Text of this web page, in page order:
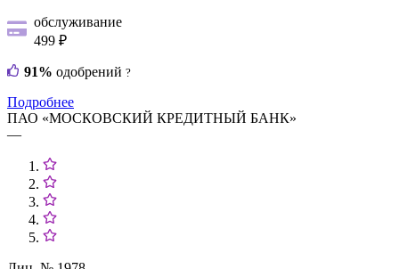
обслуживание
499 ₽
91% одобрений ?
Подробнее
ПАО «МОСКОВСКИЙ КРЕДИТНЫЙ БАНК»
—